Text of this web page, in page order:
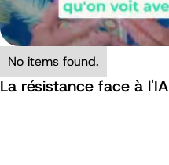
No items found.
La résistance face à l'IA